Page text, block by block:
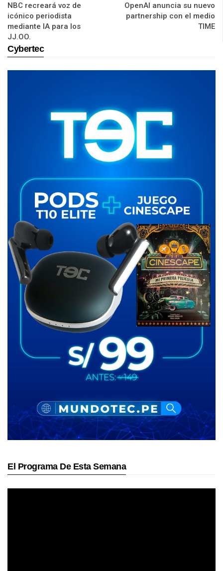
NBC recreará voz de
icónico periodista
mediante IA para los
JJ.OO.
OpenAI anuncia su nuevo
partnership con el medio
TIME
Cybertec
El Programa De Esta Semana